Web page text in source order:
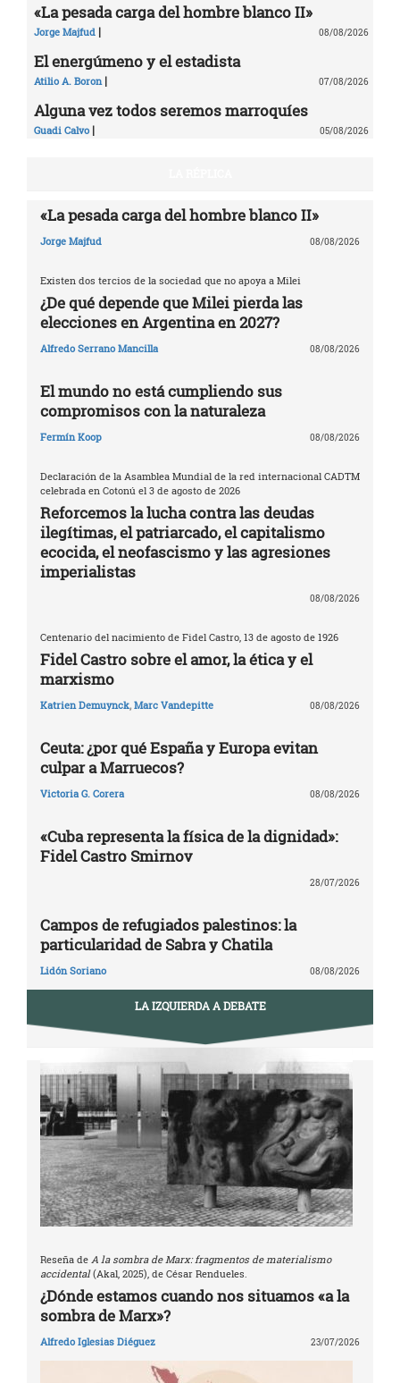
«La pesada carga del hombre blanco II»
Jorge Majfud | 08/08/2026
El energúmeno y el estadista
Atilio A. Boron | 07/08/2026
Alguna vez todos seremos marroquíes
Guadi Calvo | 05/08/2026
«La pesada carga del hombre blanco II»
Jorge Majfud 08/08/2026
Existen dos tercios de la sociedad que no apoya a Milei
¿De qué depende que Milei pierda las
elecciones en Argentina en 2027?
Alfredo Serrano Mancilla 08/08/2026
El mundo no está cumpliendo sus
compromisos con la naturaleza
Fermín Koop 08/08/2026
Declaración de la Asamblea Mundial de la red internacional CADTM
celebrada en Cotonú el 3 de agosto de 2026
Reforcemos la lucha contra las deudas
ilegítimas, el patriarcado, el capitalismo
ecocida, el neofascismo y las agresiones
imperialistas
08/08/2026
Centenario del nacimiento de Fidel Castro, 13 de agosto de 1926
Fidel Castro sobre el amor, la ética y el
marxismo
Katrien Demuynck, Marc Vandepitte 08/08/2026
Ceuta: ¿por qué España y Europa evitan
culpar a Marruecos?
Victoria G. Corera 08/08/2026
«Cuba representa la física de la dignidad»:
Fidel Castro Smirnov
28/07/2026
Campos de refugiados palestinos: la
particularidad de Sabra y Chatila
Lidón Soriano 08/08/2026
LA IZQUIERDA A DEBATE
Reseña de A la sombra de Marx: fragmentos de materialismo
accidental(Akal, 2025), de César Rendueles.
¿Dónde estamos cuando nos situamos «a la
sombra de Marx»?
Alfredo Iglesias Diéguez 23/07/2026